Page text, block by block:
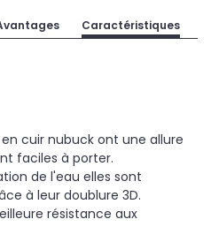
Caractéristiques
cuir nubuck ont une allure
faciles à porter.
de l'eau elles sont
à leur doublure 3D.
résistance aux